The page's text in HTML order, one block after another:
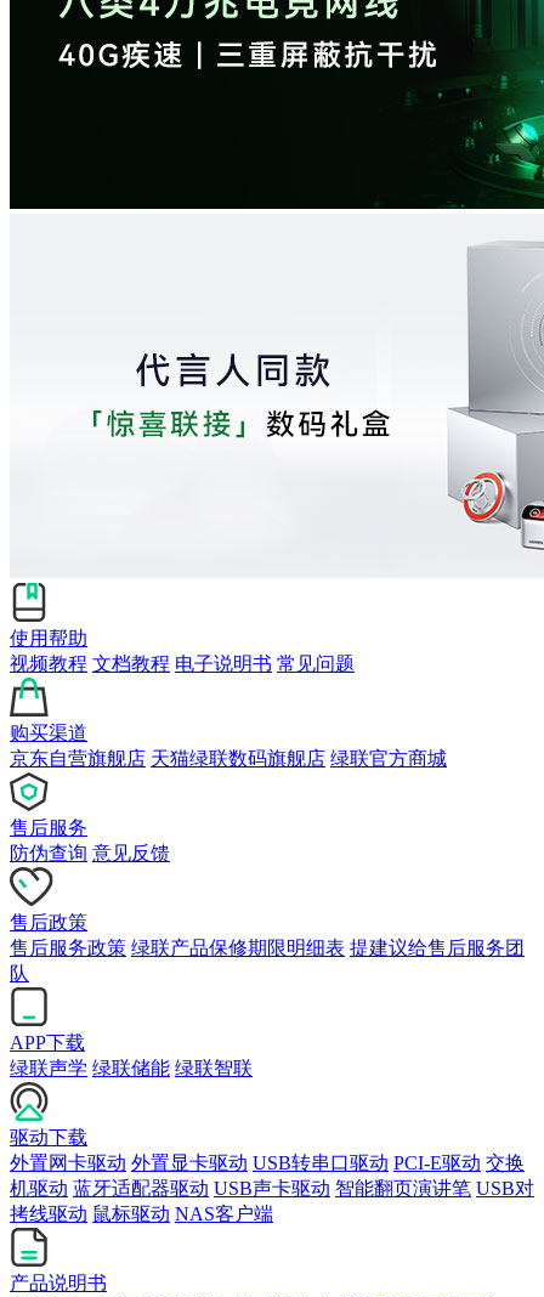
使用帮助
视频教程 文档教程 电子说明书 常见问题
购买渠道
京东自营旗舰店 天猫绿联数码旗舰店 绿联官方商城
售后服务
防伪查询 意见反馈
售后政策
售后服务政策 绿联产品保修期限明细表 提建议给售后服务团
队
APP下载
绿联声学 绿联储能 绿联智联
驱动下载
外置网卡驱动 外置显卡驱动 USB转串口驱动 PCI-E驱动 交换
机驱动 蓝牙适配器驱动 USB声卡驱动 智能翻页演讲笔 USB对
拷线驱动 鼠标驱动 NAS客户端
产品说明书